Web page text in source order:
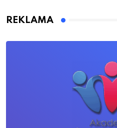
REKLAMA